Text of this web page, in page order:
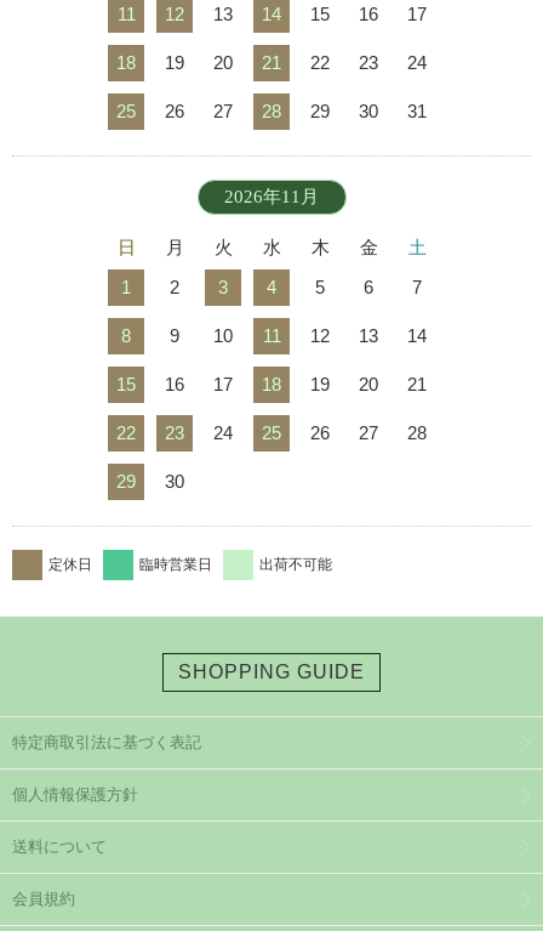
11 12 13 14 15 16 17
18 19 20 21 22 23 24
25 26 27 28 29 30 31
2026年11月
日 月 火 水 木 金
土
1
2 3 4 5 6 7
8 9 10 11 12 13 14
15 16 17 18 19 20 21
22 23 24 25 26 27 28
29 30
定休日 臨時営業日 出荷不可能
SHOPPING GUIDE
特定商取引法に基づく表記
個人情報保護方針
送料について
会員規約